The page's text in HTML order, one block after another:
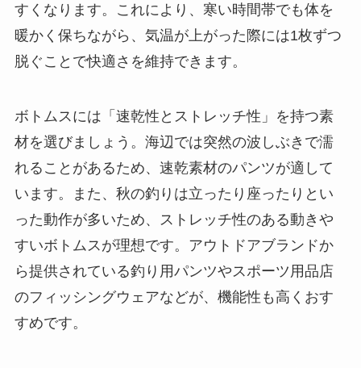
すくなります。これにより、寒い時間帯でも体を
暖かく保ちながら、気温が上がった際には1枚ずつ
脱ぐことで快適さを維持できます。
ボトムスには「速乾性とストレッチ性」を持つ素
材を選びましょう。海辺では突然の波しぶきで濡
れることがあるため、速乾素材のパンツが適して
います。また、秋の釣りは立ったり座ったりとい
った動作が多いため、ストレッチ性のある動きや
すいボトムスが理想です。アウトドアブランドか
ら提供されている釣り用パンツやスポーツ用品店
のフィッシングウェアなどが、機能性も高くおす
すめです。